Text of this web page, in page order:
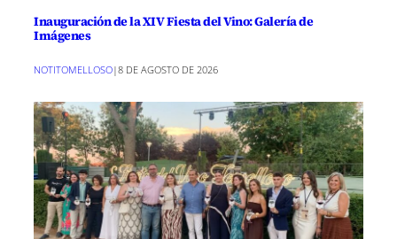
Inauguración de la XIV Fiesta del Vino: Galería de
Imágenes
NOTITOMELLOSO|8 DE AGOSTO DE 2026